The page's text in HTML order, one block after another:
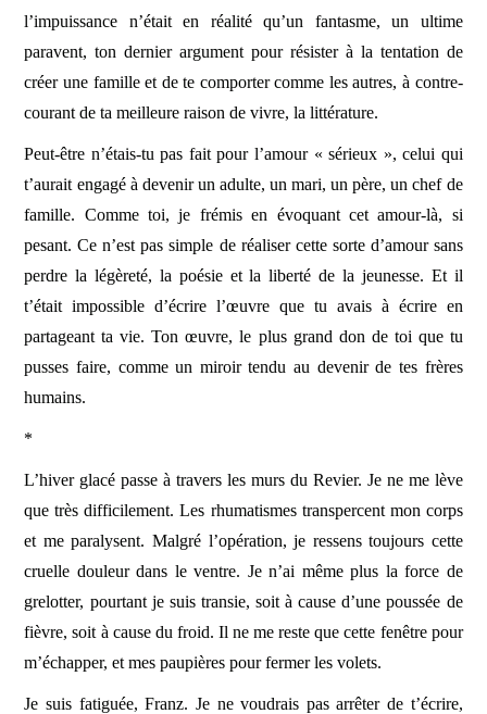
l’impuissance n’était en réalité qu’un fantasme, un ultime
paravent, ton dernier argument pour résister à la tentation de
créer une famille et de te comporter comme les autres, à contre-
courant de ta meilleure raison de vivre, la littérature.
Peut-être n’étais-tu pas fait pour l’amour « sérieux », celui qui
t’aurait engagé à devenir un adulte, un mari, un père, un chef de
famille. Comme toi, je frémis en évoquant cet amour-là, si
pesant. Ce n’est pas simple de réaliser cette sorte d’amour sans
perdre la légèreté, la poésie et la liberté de la jeunesse. Et il
t’était impossible d’écrire l’œuvre que tu avais à écrire en
partageant ta vie. Ton œuvre, le plus grand don de toi que tu
pusses faire, comme un miroir tendu au devenir de tes frères
humains.
*
L’hiver glacé passe à travers les murs du Revier. Je ne me lève
que très difficilement. Les rhumatismes transpercent mon corps
et me paralysent. Malgré l’opération, je ressens toujours cette
cruelle douleur dans le ventre. Je n’ai même plus la force de
grelotter, pourtant je suis transie, soit à cause d’une poussée de
fièvre, soit à cause du froid. Il ne me reste que cette fenêtre pour
m’échapper, et mes paupières pour fermer les volets.
Je suis fatiguée, Franz. Je ne voudrais pas arrêter de t’écrire,